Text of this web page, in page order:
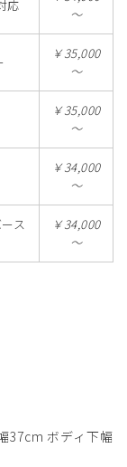
応
～
￥35,000
～
￥35,000
～
￥34,000
～
ス
￥34,000
～
37cm ボディ下幅